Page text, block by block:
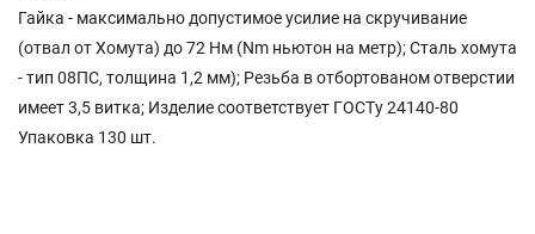
Гайка - максимально допустимое усилие на скручивание
(отвал от Хомута) до 72 Нм (Nm ньютон на метр); Сталь хомута
- тип 08ПС, толщина 1,2 мм); Резьба в отбортованом отверстии
имеет 3,5 витка; Изделие соответствует ГОСТу 24140-80
Упаковка 130 шт.